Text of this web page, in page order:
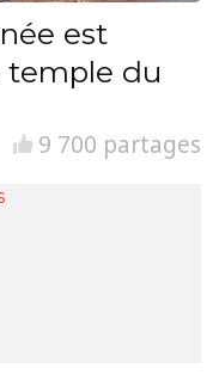
est
temple du
9 700 partages